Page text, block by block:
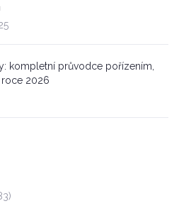
kompletní průvodce pořízením,
roce 2026